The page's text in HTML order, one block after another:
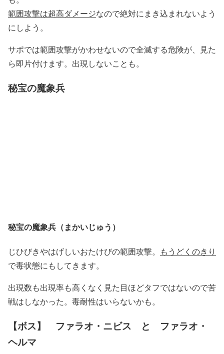
範囲攻撃は超高ダメージなので絶対にまき込まれないよう
にしよう。
サポでは範囲攻撃がかわせないので全滅する危険が、見た
ら即片付けます。出現しないことも。
秘宝の魔象兵
秘宝の魔象兵（まかいじゅう）
じひびきやはげしいおたけびの範囲攻撃。
もうどくのきり
で毒状態にもしてきます。
出現数も出現率も高くなく見た目ほどタフではないので苦
戦はしなかった。毒耐性はいらないかも。
【ボス】 ファラオ・ニビス と ファラオ・
ヘルマ